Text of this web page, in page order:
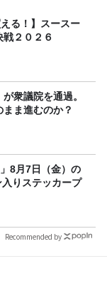
る！】スースー
２０２６
衆議院を通過。
ま進むのか？
8月7日（金）の
りステッカープ
Recommended by